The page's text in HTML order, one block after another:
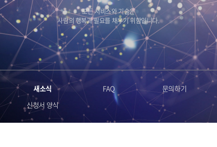
모든 서비스와 기술은
사람의 행복과 필요를 채우기 위함입니다.
새소식 FAQ
문의하기
신청서 양식